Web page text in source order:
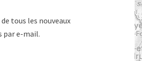
tous les nouveaux
par e-mail.